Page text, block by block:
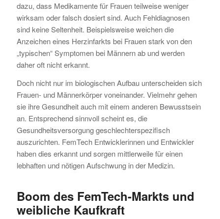
dazu, dass Medikamente für Frauen teilweise weniger
wirksam oder falsch dosiert sind. Auch Fehldiagnosen
sind keine Seltenheit. Beispielsweise weichen die
Anzeichen eines Herzinfarkts bei Frauen stark von den
„typischen“ Symptomen bei Männern ab und werden
daher oft nicht erkannt.
Doch nicht nur im biologischen Aufbau unterscheiden sich
Frauen- und Männerkörper voneinander. Vielmehr gehen
sie ihre Gesundheit auch mit einem anderen Bewusstsein
an. Entsprechend sinnvoll scheint es, die
Gesundheitsversorgung geschlechterspezifisch
auszurichten. FemTech Entwicklerinnen und Entwickler
haben dies erkannt und sorgen mittlerweile für einen
lebhaften und nötigen Aufschwung in der Medizin.
Boom des FemTech-Markts und
weibliche Kaufkraft